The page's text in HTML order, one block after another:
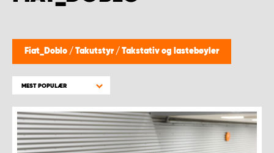
Fiat_Doblo / Takutstyr / Takstativ og lastebøyler
MEST POPULÆR
WORK SYSTEM BERGEN
WORK SYSTEM HAMAR
WORK SYSTEM KEY ACCOUNT
WORK SYSTEM NORWAY